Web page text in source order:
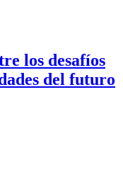
los desafíos
del futuro